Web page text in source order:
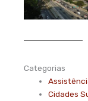
Categorias
Cidades